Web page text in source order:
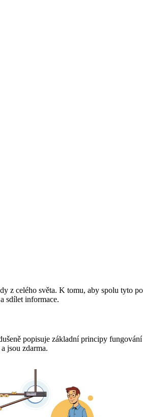
z celého světa. K tomu, aby spolu tyto
sdílet informace.
popisuje základní principy
jsou zdarma.